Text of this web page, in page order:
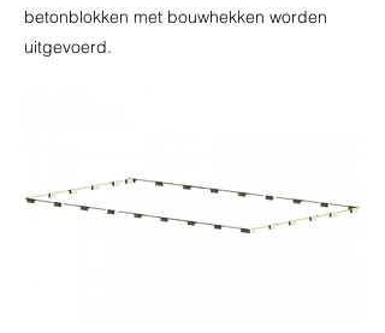
betonblokken met bouwhekken worden
uitgevoerd.